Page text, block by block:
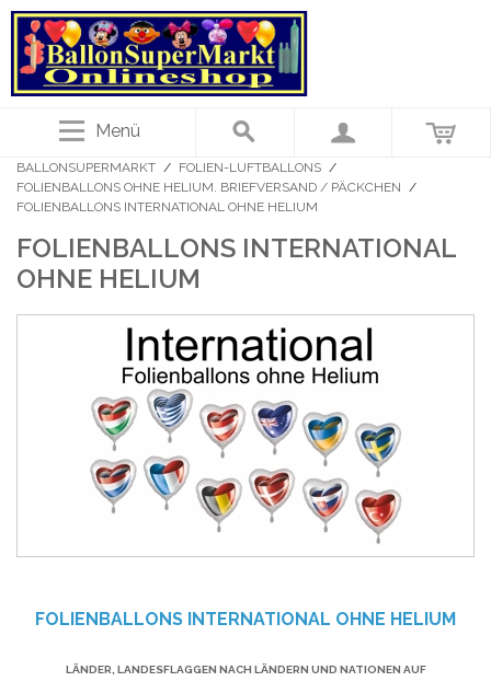
Menü
BALLONSUPERMARKT / FOLIEN-LUFTBALLONS /
FOLIENBALLONS OHNE HELIUM. BRIEFVERSAND / PÄCKCHEN /
FOLIENBALLONS INTERNATIONAL OHNE HELIUM
FOLIENBALLONS INTERNATIONAL
OHNE HELIUM
FOLIENBALLONS INTERNATIONAL OHNE HELIUM
LÄNDER, LANDESFLAGGEN NACH LÄNDERN UND NATIONEN AUF